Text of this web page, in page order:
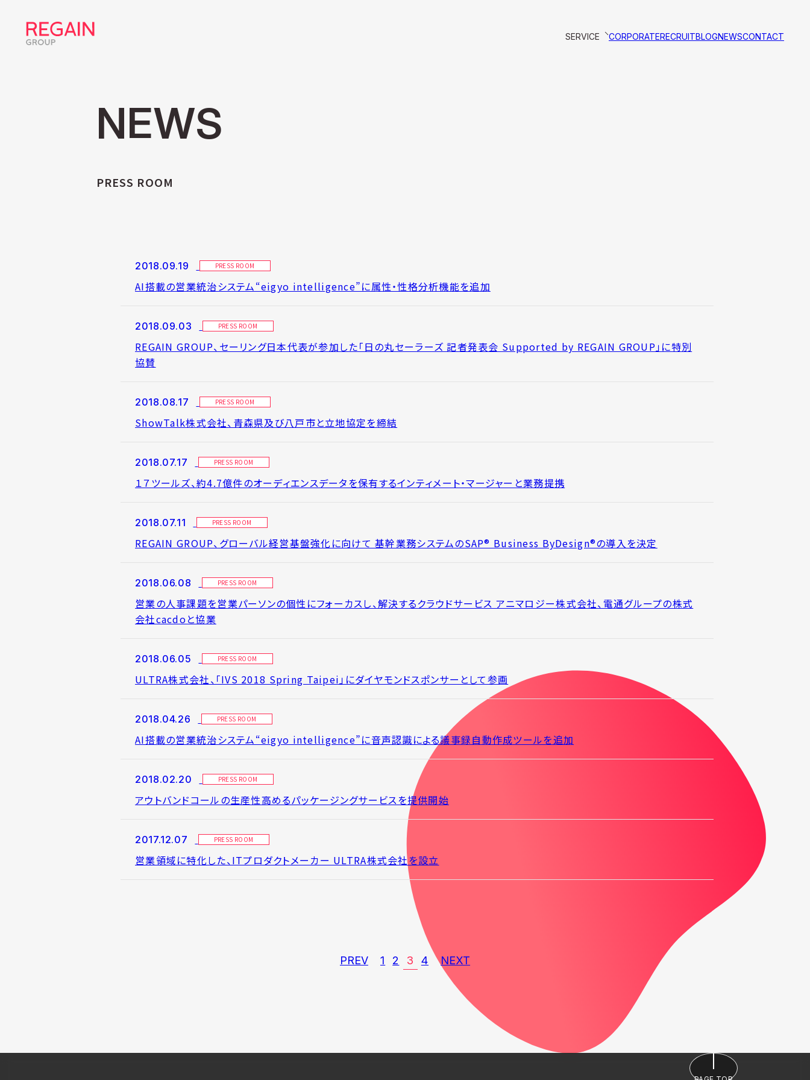
SERVICE CORPORATERECRUITBLOGNEWSCONTACT
NEWS
PRESS ROOM
2018.09.19 PRESS ROOM
AI搭載の営業統治システム“eigyo intelligence”に属性・性格分析機能を追加
2018.09.03 PRESS ROOM
REGAIN GROUP、セーリング日本代表が参加した「日の丸セーラーズ 記者発表会 Supported by REGAIN GROUP」に特別
協賛
2018.08.17 PRESS ROOM
ShowTalk株式会社、青森県及び八戸市と立地協定を締結
2018.07.17 PRESS ROOM
１７ツールズ、約4.7億件のオーディエンスデータを保有するインティメート・マージャーと業務提携
2018.07.11 PRESS ROOM
REGAIN GROUP、グローバル経営基盤強化に向けて 基幹業務システムのSAP® Business ByDesign®の導入を決定
2018.06.08 PRESS ROOM
営業の人事課題を営業パーソンの個性にフォーカスし、解決するクラウドサービス アニマロジー株式会社、電通グループの株式
会社cacdoと協業
2018.06.05 PRESS ROOM
ULTRA株式会社、「IVS 2018 Spring Taipei」にダイヤモンドスポンサーとして参画
2018.04.26 PRESS ROOM
AI搭載の営業統治システム“eigyo intelligence”に音声認識による議事録自動作成ツールを追加
2018.02.20 PRESS ROOM
アウトバンドコールの生産性高めるパッケージングサービスを提供開始
2017.12.07 PRESS ROOM
営業領域に特化した、ITプロダクトメーカー ULTRA株式会社を設立
PREV 1 2 3 4 NEXT